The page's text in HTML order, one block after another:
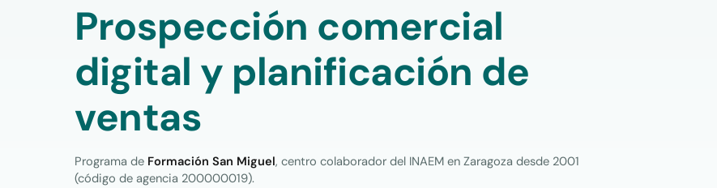
Prospección comercial
digital y planificación de
ventas
Programa de Formación San Miguel, centro colaborador del INAEM en Zaragoza desde 2001
(código de agencia 200000019).